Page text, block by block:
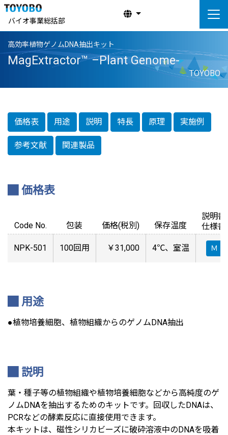
バイオ事業総括部
高効率植物ゲノムDNA抽出キット
MagExtractor™ –Plant Genome-
TOYOBO
価格表 用途 説明 特長 原理 実施例
参考文献 関連製品
価格表
Code No. 包装 価格(税別) 保存温度
説明書
仕様書
NPK-501 100回用 ￥31,000 4℃、室温 Ｍ
用途
●植物培養細胞、植物組織からのゲノムDNA抽出
説明
葉・種子等の植物組織や植物培養細胞などから高純度のゲ
ノムDNAを抽出するためのキットです。回収したDNAは、
PCRなどの酵素反応に直接使用できます。
本キットは、磁性シリカビーズに破砕溶液中のDNAを吸着